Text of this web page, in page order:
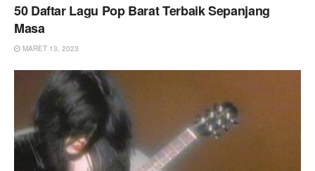
50 Daftar Lagu Pop Barat Terbaik Sepanjang
Masa
MARET 13, 2023